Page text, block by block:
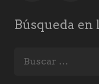
Búsqueda en